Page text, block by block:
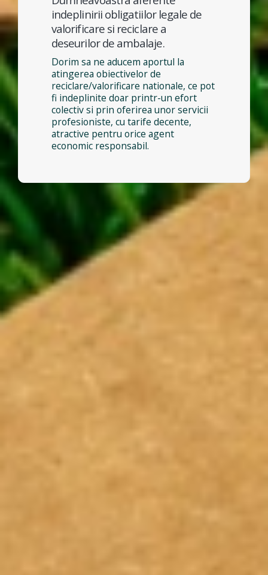
indeplinirii obligatiilor legale de
valorificare si reciclare a
deseurilor de ambalaje.
Dorim sa ne aducem aportul la
atingerea obiectivelor de
reciclare/valorificare nationale, ce pot
fi indeplinite doar printr-un efort
colectiv si prin oferirea unor servicii
profesioniste, cu tarife decente,
atractive pentru orice agent
economic responsabil.